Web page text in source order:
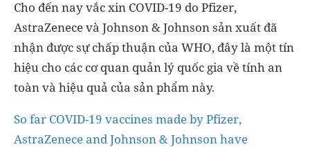
Cho đến nay vắc xin COVID-19 do Pfizer,
AstraZenece và Johnson & Johnson sản xuất đã
nhận được sự chấp thuận của WHO, đây là một tín
hiệu cho các cơ quan quản lý quốc gia về tính an
toàn và hiệu quả của sản phẩm này.
So far COVID-19 vaccines made by Pfizer,
AstraZenece and Johnson & Johnson have